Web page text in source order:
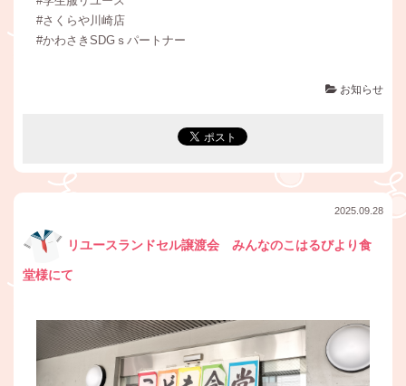
#さくらや川崎店
#かわさきSDGｓパートナー
お知らせ
2025.09.28
リユースランドセル譲渡会 みんなのこはるびより食
堂様にて